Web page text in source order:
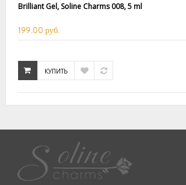
Brilliant Gel, Soline Charms 008, 5 ml
199.00 руб.
КУПИТЬ